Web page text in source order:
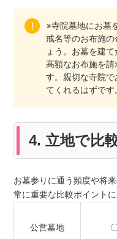
※寺院墓地にお墓
戒名等のお布施
ょう。お墓を建
高額なお布施を
す。親切な寺院
てくれるはずです
4. 立地で比
お墓参りに通う頻度や将
常に重要な比較ポイントに
公営墓地